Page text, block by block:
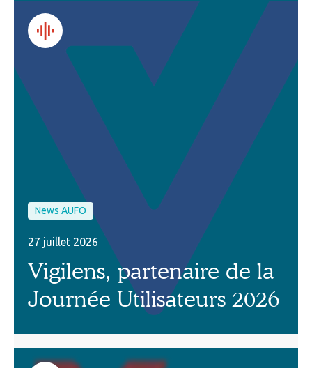
News AUFO
27 juillet 2026
Vigilens, partenaire de la
Journée Utilisateurs 2026